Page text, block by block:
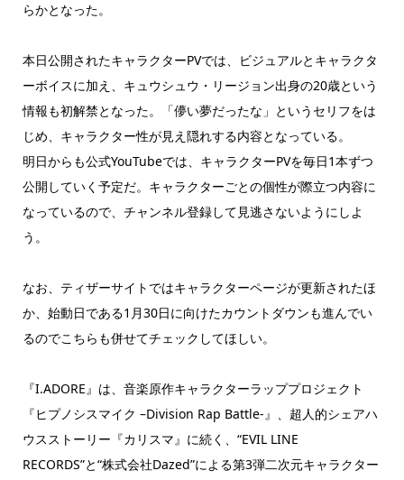
らかとなった。
本日公開されたキャラクターPVでは、ビジュアルとキャラクタ
ーボイスに加え、キュウシュウ・リージョン出身の20歳という
情報も初解禁となった。「儚い夢だったな」というセリフをは
じめ、キャラクター性が見え隠れする内容となっている。
明日からも公式YouTubeでは、キャラクターPVを毎日1本ずつ
公開していく予定だ。キャラクターごとの個性が際立つ内容に
なっているので、チャンネル登録して見逃さないようにしよ
う。
なお、ティザーサイトではキャラクターページが更新されたほ
か、始動日である1月30日に向けたカウントダウンも進んでい
るのでこちらも併せてチェックしてほしい。
『I.ADORE』は、音楽原作キャラクターラッププロジェクト
『ヒプノシスマイク –Division Rap Battle-』、超人的シェアハ
ウスストーリー『カリスマ』に続く、“EVIL LINE
RECORDS”と“株式会社Dazed”による第3弾二次元キャラクター